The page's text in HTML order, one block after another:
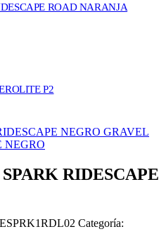
ROAD NARANJA
P2
NEGRO GRAVEL
NEGRO
RIDESCAPE
Categoría: